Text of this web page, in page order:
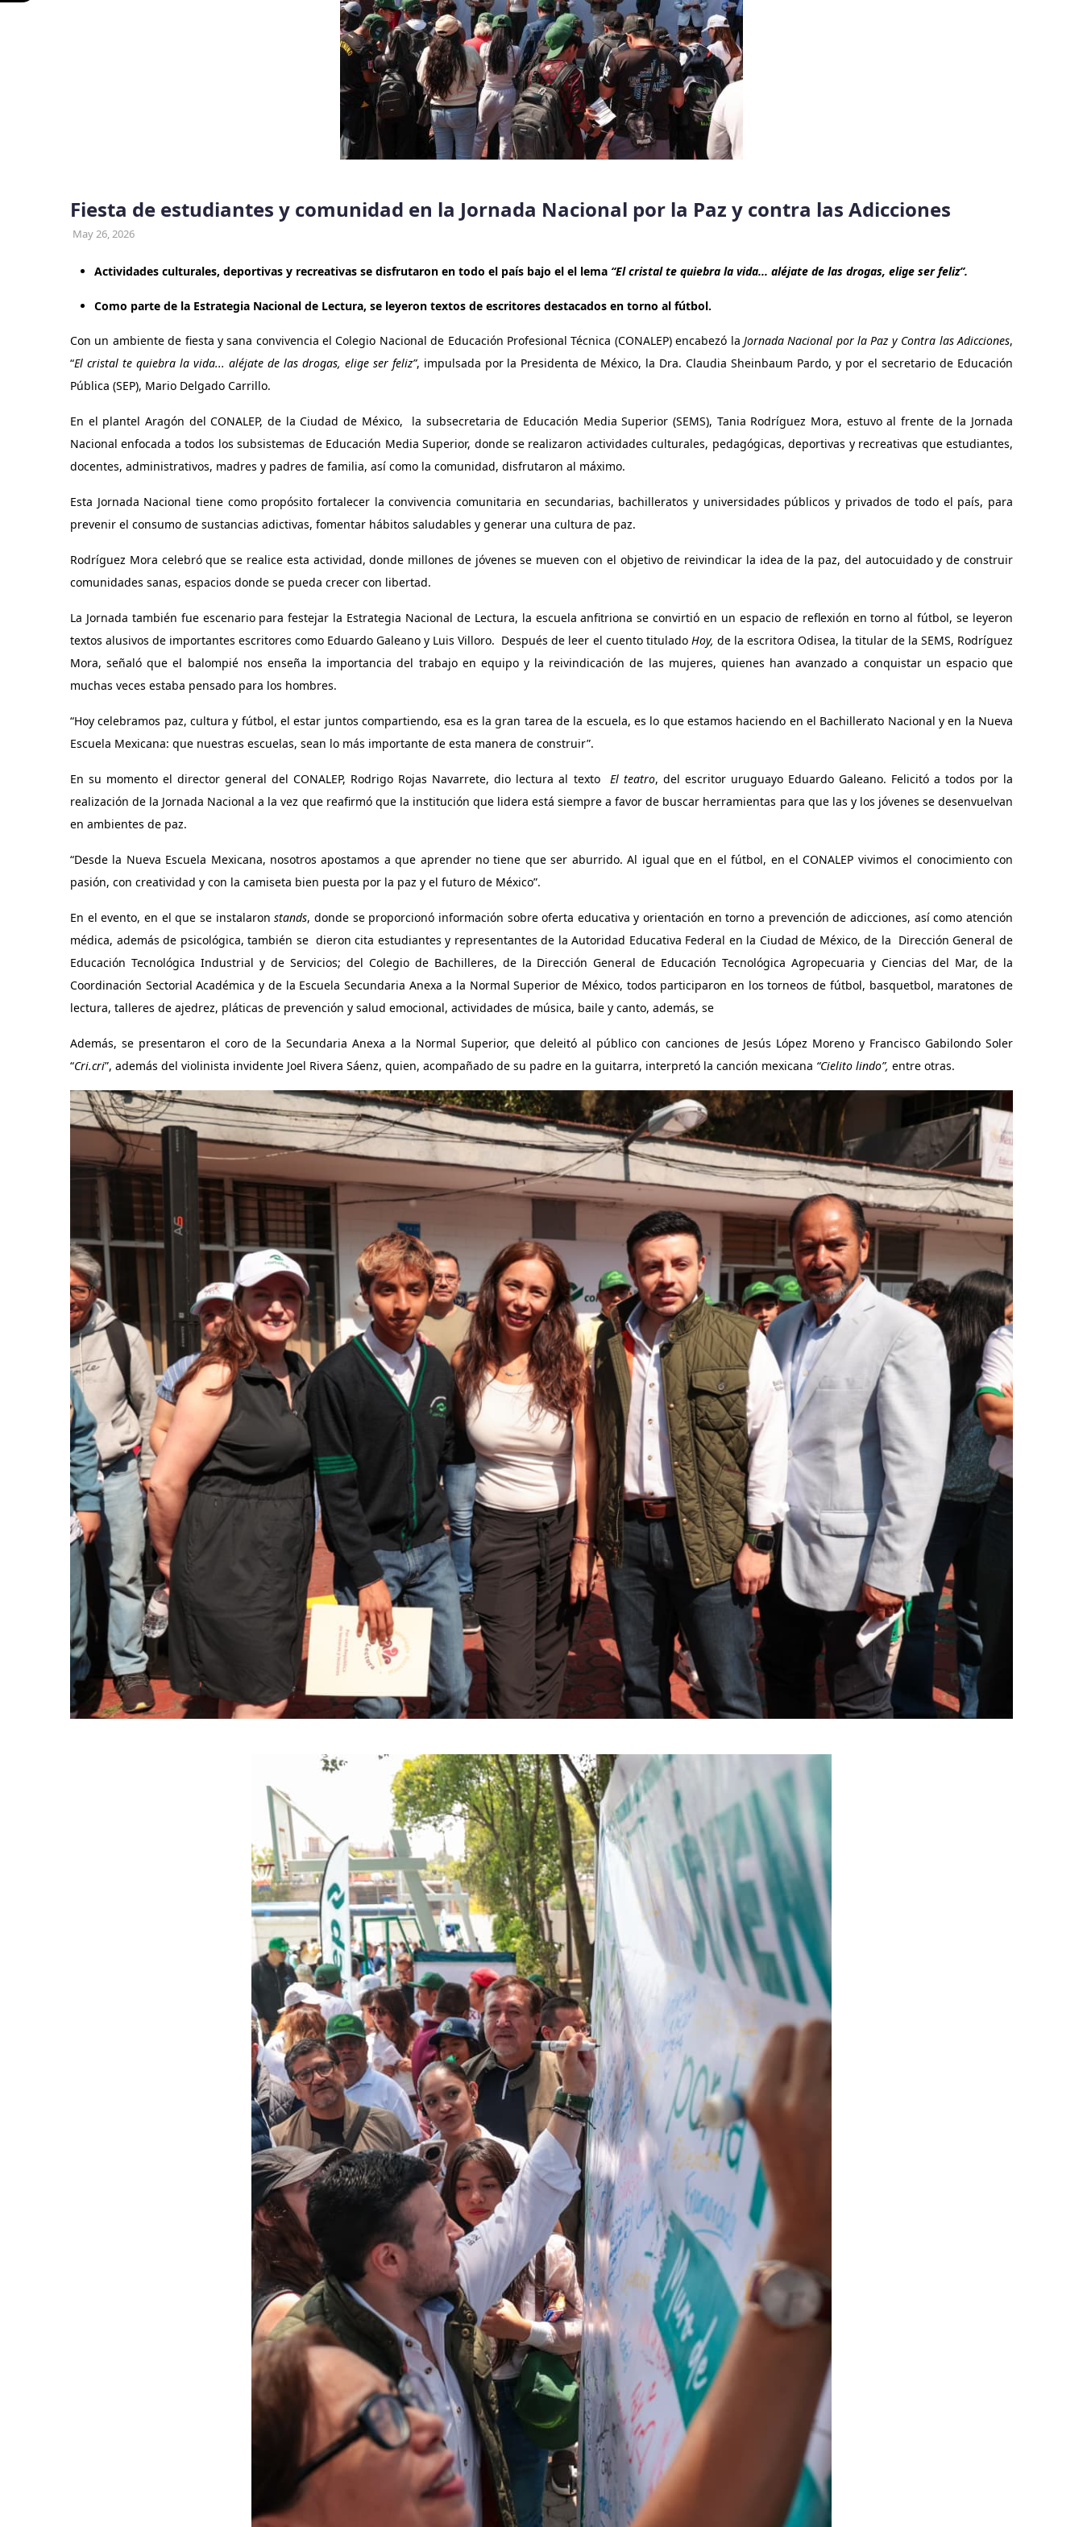
Fiesta de estudiantes y comunidad en la Jornada Nacional por la Paz y contra las Adicciones
May 26, 2026
Actividades culturales, deportivas y recreativas se disfrutaron en todo el país bajo el el lema “El cristal te quiebra la vida... aléjate de las drogas, elige ser feliz”.
Como parte de la Estrategia Nacional de Lectura, se leyeron textos de escritores destacados en torno al fútbol.
Con un ambiente de fiesta y sana convivencia el Colegio Nacional de Educación Profesional Técnica (CONALEP) encabezó la Jornada Nacional por la Paz y Contra las Adicciones,
“El cristal te quiebra la vida... aléjate de las drogas, elige ser feliz”, impulsada por la Presidenta de México, la Dra. Claudia Sheinbaum Pardo, y por el secretario de Educación
Pública (SEP), Mario Delgado Carrillo.
En el plantel Aragón del CONALEP, de la Ciudad de México, la subsecretaria de Educación Media Superior (SEMS), Tania Rodríguez Mora, estuvo al frente de la Jornada
Nacional enfocada a todos los subsistemas de Educación Media Superior, donde se realizaron actividades culturales, pedagógicas, deportivas y recreativas que estudiantes,
docentes, administrativos, madres y padres de familia, así como la comunidad, disfrutaron al máximo.
Esta Jornada Nacional tiene como propósito fortalecer la convivencia comunitaria en secundarias, bachilleratos y universidades públicos y privados de todo el país, para
prevenir el consumo de sustancias adictivas, fomentar hábitos saludables y generar una cultura de paz.
Rodríguez Mora celebró que se realice esta actividad, donde millones de jóvenes se mueven con el objetivo de reivindicar la idea de la paz, del autocuidado y de construir
comunidades sanas, espacios donde se pueda crecer con libertad.
La Jornada también fue escenario para festejar la Estrategia Nacional de Lectura, la escuela anfitriona se convirtió en un espacio de reflexión en torno al fútbol, se leyeron
textos alusivos de importantes escritores como Eduardo Galeano y Luis Villoro. Después de leer el cuento titulado Hoy, de la escritora Odisea, la titular de la SEMS, Rodríguez
Mora, señaló que el balompié nos enseña la importancia del trabajo en equipo y la reivindicación de las mujeres, quienes han avanzado a conquistar un espacio que
muchas veces estaba pensado para los hombres.
“Hoy celebramos paz, cultura y fútbol, el estar juntos compartiendo, esa es la gran tarea de la escuela, es lo que estamos haciendo en el Bachillerato Nacional y en la Nueva
Escuela Mexicana: que nuestras escuelas, sean lo más importante de esta manera de construir”.
En su momento el director general del CONALEP, Rodrigo Rojas Navarrete, dio lectura al texto El teatro, del escritor uruguayo Eduardo Galeano. Felicitó a todos por la
realización de la Jornada Nacional a la vez que reafirmó que la institución que lidera está siempre a favor de buscar herramientas para que las y los jóvenes se desenvuelvan
en ambientes de paz.
“Desde la Nueva Escuela Mexicana, nosotros apostamos a que aprender no tiene que ser aburrido. Al igual que en el fútbol, en el CONALEP vivimos el conocimiento con
pasión, con creatividad y con la camiseta bien puesta por la paz y el futuro de México”.
En el evento, en el que se instalaronstands, donde se proporcionó información sobre oferta educativa y orientación en torno a prevención de adicciones, así como atención
médica, además de psicológica, también se dieron cita estudiantes y representantes de la Autoridad Educativa Federal en la Ciudad de México, de la Dirección General de
Educación Tecnológica Industrial y de Servicios; del Colegio de Bachilleres, de la Dirección General de Educación Tecnológica Agropecuaria y Ciencias del Mar, de la
Coordinación Sectorial Académica y de la Escuela Secundaria Anexa a la Normal Superior de México, todos participaron en los torneos de fútbol, basquetbol, maratones de
lectura, talleres de ajedrez, pláticas de prevención y salud emocional, actividades de música, baile y canto, además, se
Además, se presentaron el coro de la Secundaria Anexa a la Normal Superior, que deleitó al público con canciones de Jesús López Moreno y Francisco Gabilondo Soler
“Cri.cri”, además del violinista invidente Joel Rivera Sáenz, quien, acompañado de su padre en la guitarra, interpretó la canción mexicana “Cielito lindo”, entre otras.